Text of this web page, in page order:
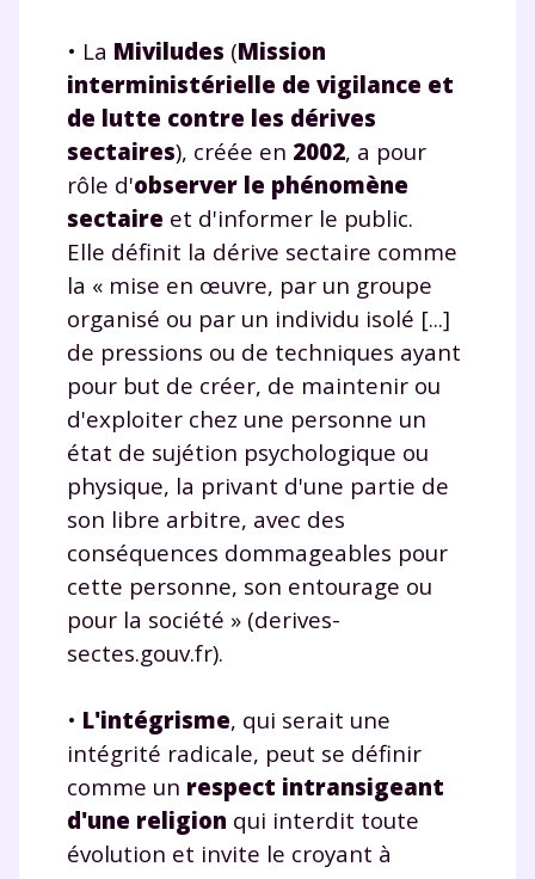
• La Miviludes (Mission
interministérielle de vigilance et
de lutte contre les dérives
sectaires), créée en 2002, a pour
rôle d'observer le phénomène
sectaire et d'informer le public.
Elle définit la dérive sectaire comme
la « mise en œuvre, par un groupe
organisé ou par un individu isolé [...]
de pressions ou de techniques ayant
pour but de créer, de maintenir ou
d'exploiter chez une personne un
état de sujétion psychologique ou
physique, la privant d'une partie de
son libre arbitre, avec des
conséquences dommageables pour
cette personne, son entourage ou
pour la société » (derives-
sectes.gouv.fr).
• L'intégrisme, qui serait une
intégrité radicale, peut se définir
comme un respect intransigeant
d'une religion qui interdit toute
évolution et invite le croyant à